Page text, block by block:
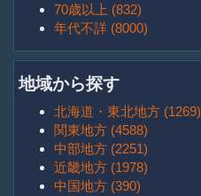
70歳以上 (832)
年代不詳 (8000)
地域から探す
北海道・東北地方 (1269)
関東地方 (4588)
中部地方 (2251)
近畿地方 (1978)
中国地方 (390)